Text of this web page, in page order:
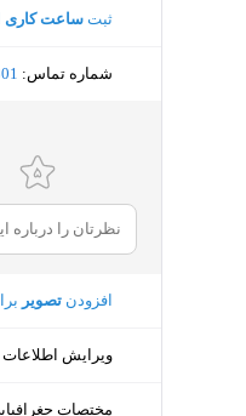
ثبت ساعت کاری
شماره تماس:
افزودن تصویر
ویرایش
مختصات